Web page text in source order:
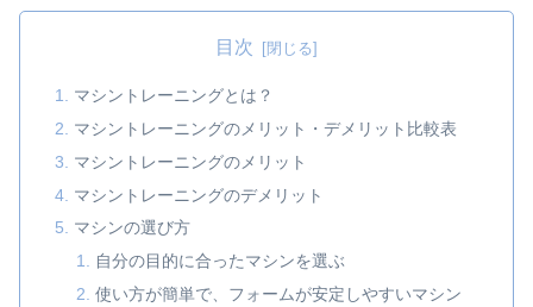
目次
マシントレーニングとは？
マシントレーニングのメリット・デメリット比較表
マシントレーニングのメリット
マシントレーニングのデメリット
マシンの選び方
自分の目的に合ったマシンを選ぶ
使い方が簡単で、フォームが安定しやすいマシン